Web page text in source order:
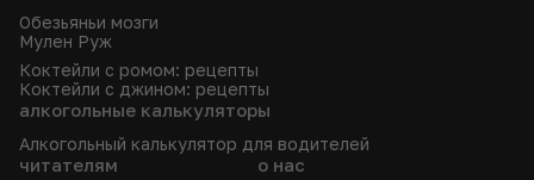
Обезьяньи мозги
Мулен Руж
Коктейли с ромом: рецепты
Коктейли с джином: рецепты
алкогольные калькуляторы
Алкогольный калькулятор для водителей
читателям о нас